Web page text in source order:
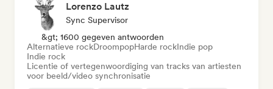
Lorenzo Lautz
Sync Supervisor
&gt; 1600 gegeven antwoorden
Alternatieve rockDroompopHarde rockIndie pop
Indie rock
Licentie of vertegenwoordiging van tracks van artiesten
voor beeld/video synchronisatie